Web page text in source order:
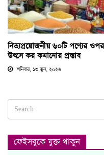
নিত্যপ্রয়োজনীয় ৬০টি পণ্যের ওপর
উৎসে কর কমানোর প্রস্তাব
শনিবার, ১৩ জুন, ২০২৬
ফেইসবুকে যুক্ত থাকুন